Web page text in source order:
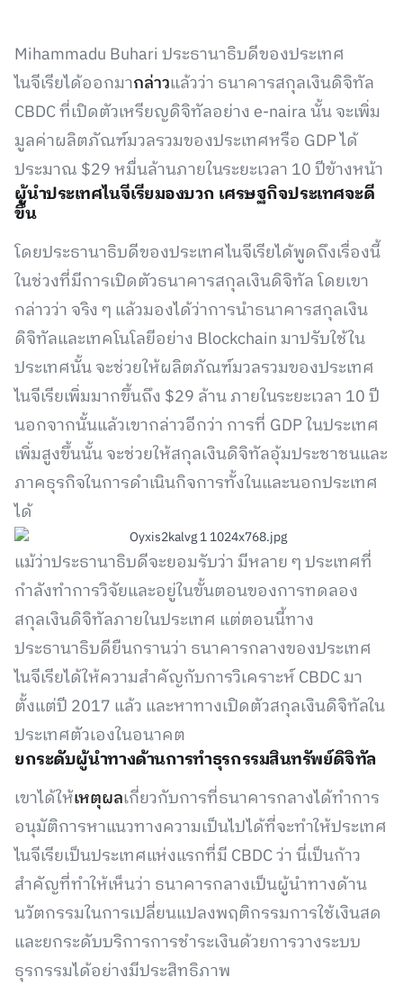
Mihammadu Buhari ประธานาธิบดีของประเทศ
ไนจีเรียได้ออกมากล่าวแล้วว่า ธนาคารสกุลเงินดิจิทัล
CBDC ที่เปิดตัวเหรียญดิจิทัลอย่าง e-naira นั้น จะเพิ่ม
มูลค่าผลิตภัณฑ์มวลรวมของประเทศหรือ GDP ได้
ประมาณ $29 หมื่นล้านภายในระยะเวลา 10 ปีข้างหน้า
ผู้นำประเทศไนจีเรียมองบวก เศรษฐกิจประเทศจะดี
ขึ้น
โดยประธานาธิบดีของประเทศไนจีเรียได้พูดถึงเรื่องนี้
ในช่วงที่มีการเปิดตัวธนาคารสกุลเงินดิจิทัล โดยเขา
กล่าวว่า จริง ๆ แล้วมองได้ว่าการนำธนาคารสกุลเงิน
ดิจิทัลและเทคโนโลยีอย่าง Blockchain มาปรับใช้ใน
ประเทศนั้น จะช่วยให้ผลิตภัณฑ์มวลรวมของประเทศ
ไนจีเรียเพิ่มมากขึ้นถึง $29 ล้าน ภายในระยะเวลา 10 ปี
นอกจากนั้นแล้วเขากล่าวอีกว่า การที่ GDP ในประเทศ
เพิ่มสูงขึ้นนั้น จะช่วยให้สกุลเงินดิจิทัลอุ้มประชาชนและ
ภาคธุรกิจในการดำเนินกิจการทั้งในและนอกประเทศ
ได้
แม้ว่าประธานาธิบดีจะยอมรับว่า มีหลาย ๆ ประเทศที่
กำลังทำการวิจัยและอยู่ในขั้นตอนของการทดลอง
สกุลเงินดิจิทัลภายในประเทศ แต่ตอนนี้ทาง
ประธานาธิบดียืนกรานว่า ธนาคารกลางของประเทศ
ไนจีเรียได้ให้ความสำคัญกับการวิเคราะห์ CBDC มา
ตั้งแต่ปี 2017 แล้ว และหาทางเปิดตัวสกุลเงินดิจิทัลใน
ประเทศตัวเองในอนาคต
ยกระดับผู้นำทางด้านการทำธุรกรรมสินทรัพย์ดิจิทัล
เขาได้ให้เหตุผลเกี่ยวกับการที่ธนาคารกลางได้ทำการ
อนุมัติการหาแนวทางความเป็นไปได้ที่จะทำให้ประเทศ
ไนจีเรียเป็นประเทศแห่งแรกที่มี CBDC ว่า นี่เป็นก้าว
สำคัญที่ทำให้เห็นว่า ธนาคารกลางเป็นผู้นำทางด้าน
นวัตกรรมในการเปลี่ยนแปลงพฤติกรรมการใช้เงินสด
และยกระดับบริการการชำระเงินด้วยการวางระบบ
ธุรกรรมได้อย่างมีประสิทธิภาพ